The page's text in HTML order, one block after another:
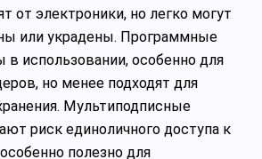
от электроники, но легко могут
или украдены. Программные
использовании, особенно для
но менее подходят для
Мультиподписные
риск единоличного доступа к
полезно для